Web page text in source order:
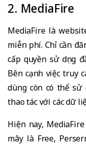
2. MediaFire
MediaFire là
miễn phí. Chỉ cần
cấp quyền sử dụng
Bên cạnh việc truy
dùng còn có thể sử
thao tác với các dữ
Hiện nay,
mây là Free,